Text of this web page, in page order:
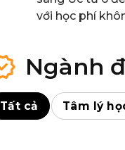
với học phí
Ngành
Tất cả Tâm lý